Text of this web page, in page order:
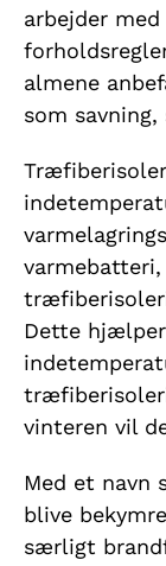
arbejder
almene
som
Dette
vinteren vil
Med et navn
blive
særligt